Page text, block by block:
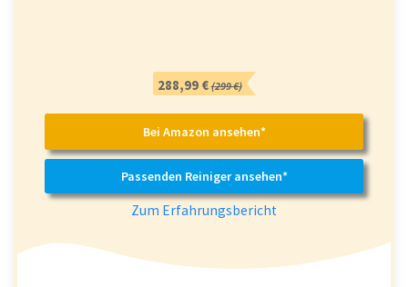
288,99 €(299 €)
Bei Amazon ansehen*
Passenden Reiniger ansehen*
Zum Erfahrungsbericht